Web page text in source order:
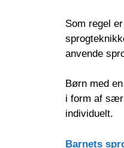
Som regel
anvende
Børn med
i form af
individuelt.
Barnets